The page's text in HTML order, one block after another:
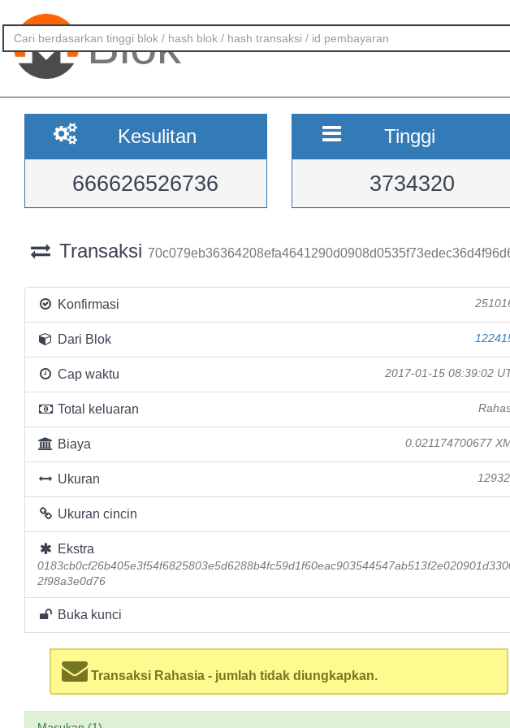
Blok
Kesulitan
666626526736
Tinggi
3734320
Transaksi
Konfirmasi
Dari Blok
Cap waktu 2017-01-15 08:39:02
Total keluaran
Biaya 0.021174700677
Ukuran
Ukuran cincin
Ekstra
2f98a3e0d76
Buka kunci
Transaksi Rahasia - jumlah tidak diungkapkan.